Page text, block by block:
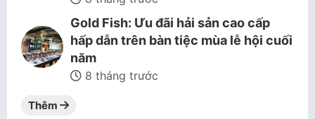
Gold Fish: Ưu đãi hải sản cao cấp
hấp dẫn trên bàn tiệc mùa lễ hội cuối
năm
8 tháng trước
Thêm